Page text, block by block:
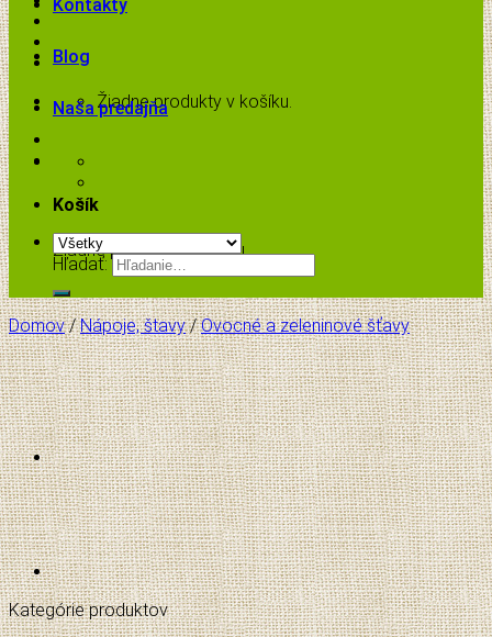
Žiadne produkty v košíku.
Košík
Žiadne produkty v košíku.
Kontakty
Blog
Naša predajňa
Hľadať:
Domov / Nápoje, štavy / Ovocné a zeleninové šťavy
Kategórie produktov